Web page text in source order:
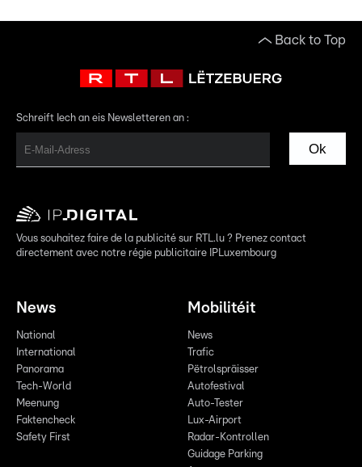
Back to Top
Schreift Iech an eis Newsletteren an :
Ok
Vous souhaitez faire de la publicité sur RTL.lu ? Prenez contact
directement avec notre régie publicitaire IPLuxembourg
News
National
International
Panorama
Tech-World
Meenung
Faktencheck
Safety First
Mobilitéit
News
Trafic
Pëtrolspräisser
Autofestival
Auto-Tester
Lux-Airport
Radar-Kontrollen
Guidage Parking